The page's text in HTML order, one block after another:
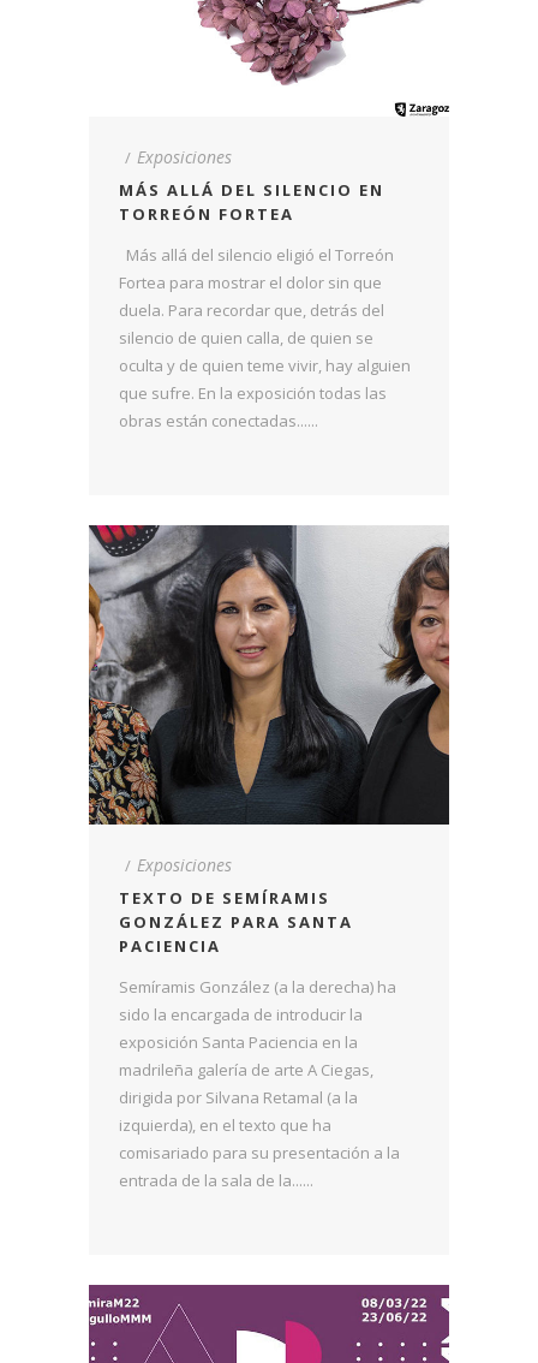
Exposiciones
MÁS ALLÁ DEL SILENCIO EN
TORREÓN FORTEA
Más allá del silencio eligió el Torreón
Fortea para mostrar el dolor sin que
duela. Para recordar que, detrás del
silencio de quien calla, de quien se
oculta y de quien teme vivir, hay alguien
que sufre. En la exposición todas las
obras están conectadas......
Exposiciones
TEXTO DE SEMÍRAMIS
GONZÁLEZ PARA SANTA
PACIENCIA
Semíramis González (a la derecha) ha
sido la encargada de introducir la
exposición Santa Paciencia en la
madrileña galería de arte A Ciegas,
dirigida por Silvana Retamal (a la
izquierda), en el texto que ha
comisariado para su presentación a la
entrada de la sala de la......